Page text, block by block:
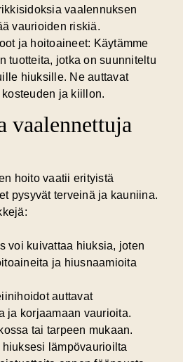
vaalennuksen
vaurioiden riskiä.
ja hoitoaineet: Käytämme
tuotteita, jotka on suunniteltu
hiuksille. Ne auttavat
ja kiillon.
vaalennettuja
hoito vaatii erityistä
pysyvät terveinä ja kauniina.
voi kuivattaa hiuksia, joten
ja hiusnaamioita
auttavat
ja korjaamaan vaurioita.
tai tarpeen mukaan.
hiuksesi lämpövaurioilta